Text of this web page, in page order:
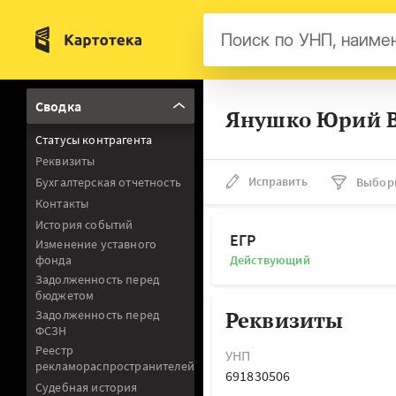
Сводка
Статусы контрагента
Реквизиты
Бухгалтерская отчетность
Контакты
История событий
Изменение уставного
фонда
Задолженность перед
бюджетом
Задолженность перед
ФСЗН
Реестр
рекламораспространителей
Судебная история
Янушко Юрий
Исправить
ЕГР
Действующий
Реквизиты
УНП
691830506